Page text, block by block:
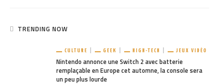
TRENDING NOW
CULTURE GEEK HIGH-TECH JEUX VIDÉO
Nintendo annonce une Switch 2 avec batterie
remplaçable en Europe cet automne, la console sera
un peu plus lourde